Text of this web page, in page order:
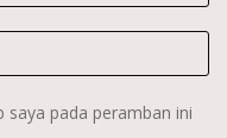
saya pada peramban ini